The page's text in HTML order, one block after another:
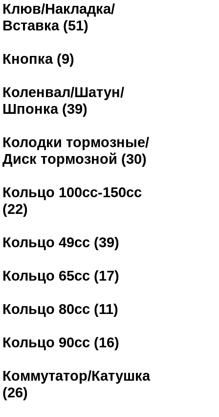
Клюв/Накладка/
Вставка (51)
Кнопка (9)
Коленвал/Шатун/
Шпонка (39)
Колодки тормозные/
Диск тормозной (30)
Кольцо 100сс-150сс
(22)
Кольцо 49сс (39)
Кольцо 65сс (17)
Кольцо 80сс (11)
Кольцо 90сс (16)
Коммутатор/Катушка
(26)